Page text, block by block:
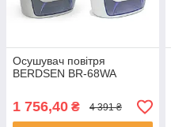
Осушувач повітря
BERDSEN BR-68WA
1 756,40 ₴ 4 391 ₴